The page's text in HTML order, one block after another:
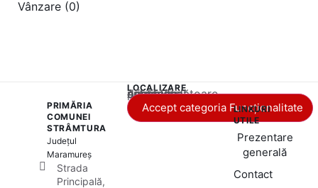
Vânzare (0)
PRIMĂRIA
COMUNEI
STRÂMTURA
Județul
Maramureș
Strada
Principală,
LOCALIZARE
Acest conținut este blocat până când acceptați categoria corespunzătoare de cookie-uri.
Accept categoria Funcționalitate
LINKURI
UTILE
Prezentare
generală
Contact